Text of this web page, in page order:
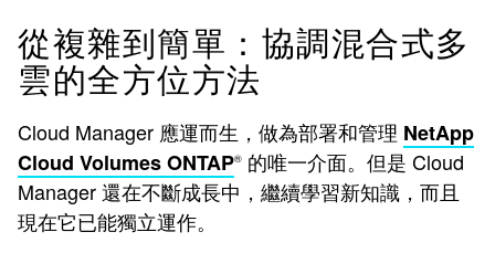
從複雜到簡單：協調混合式多
雲的全方位方法
Cloud Manager 應運而生，做為部署和管理 NetApp
Cloud Volumes ONTAP® 的唯一介面。但是 Cloud
Manager 還在不斷成長中，繼續學習新知識，而且
現在它已能獨立運作。